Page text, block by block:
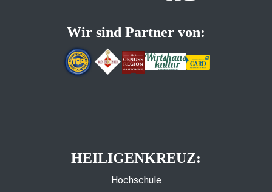
Wir sind Partner von:
HEILIGENKREUZ:
Hochschule